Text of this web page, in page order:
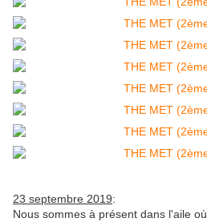
23 septembre 2019:
Nous sommes à présent dans l'aile